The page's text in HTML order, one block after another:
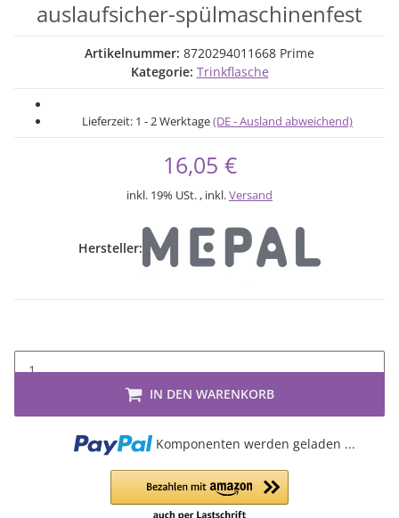
auslaufsicher-spülmaschinenfest
Artikelnummer: 8720294011668 Prime
Kategorie: Trinkflasche
Lieferzeit: 1 - 2 Werktage(DE - Ausland abweichend)
16,05 €
inkl. 19% USt. , inkl.Versand
Hersteller:
IN DEN WARENKORB
Loading... Komponenten werden geladen ...